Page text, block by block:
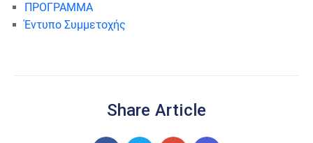
ΠΡΟΓΡΑΜΜΑ
Έντυπο Συμμετοχής
Share Article